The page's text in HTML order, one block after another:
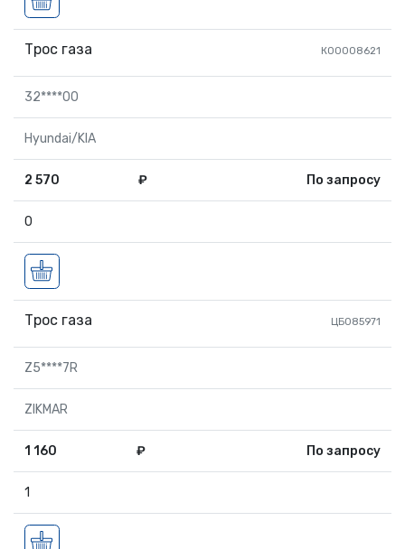
Трос газа К00008621
32****00
Hyundai/KIA
2 570 ₽ По запросу
0
Трос газа ЦБ085971
Z5****7R
ZIKMAR
1 160 ₽ По запросу
1